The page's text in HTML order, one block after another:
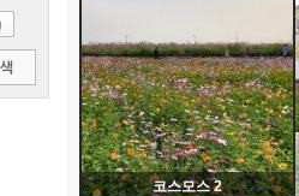
코스모스 2